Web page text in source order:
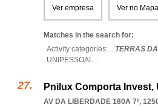
Ver empresa Ver no Mapa
Matches in the search for:
Activity categories: ...TERRAS
UNIPESSOAL...
Pnilux Comporta Invest,
AV DA LIBERDADE 180A 7º,